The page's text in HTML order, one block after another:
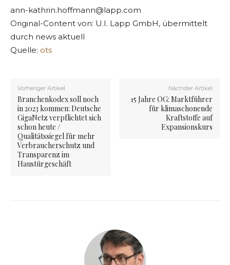
ann-kathrin.hoffmann@lapp.com
Original-Content von: U.I. Lapp GmbH, übermittelt
durch news aktuell
Quelle: ots
Vorheriger Artikel
Branchenkodex soll noch
in 2023 kommen: Deutsche
GigaNetz verpflichtet sich
schon heute /
Qualitätssiegel für mehr
Verbraucherschutz und
Transparenz im
Haustürgeschäft
Nächster Artikel
15 Jahre OG: Marktführer
für klimaschonende
Kraftstoffe auf
Expansionskurs